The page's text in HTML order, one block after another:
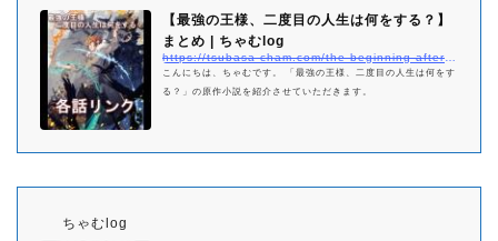
【最強の王様、二度目の人生は何をする？】
まとめ | ちゃむlog
こんにちは、ちゃむです。 「最強の王様、二度目の人生は何をす
る？」の原作小説を紹介させていただきます。
ちゃむlog